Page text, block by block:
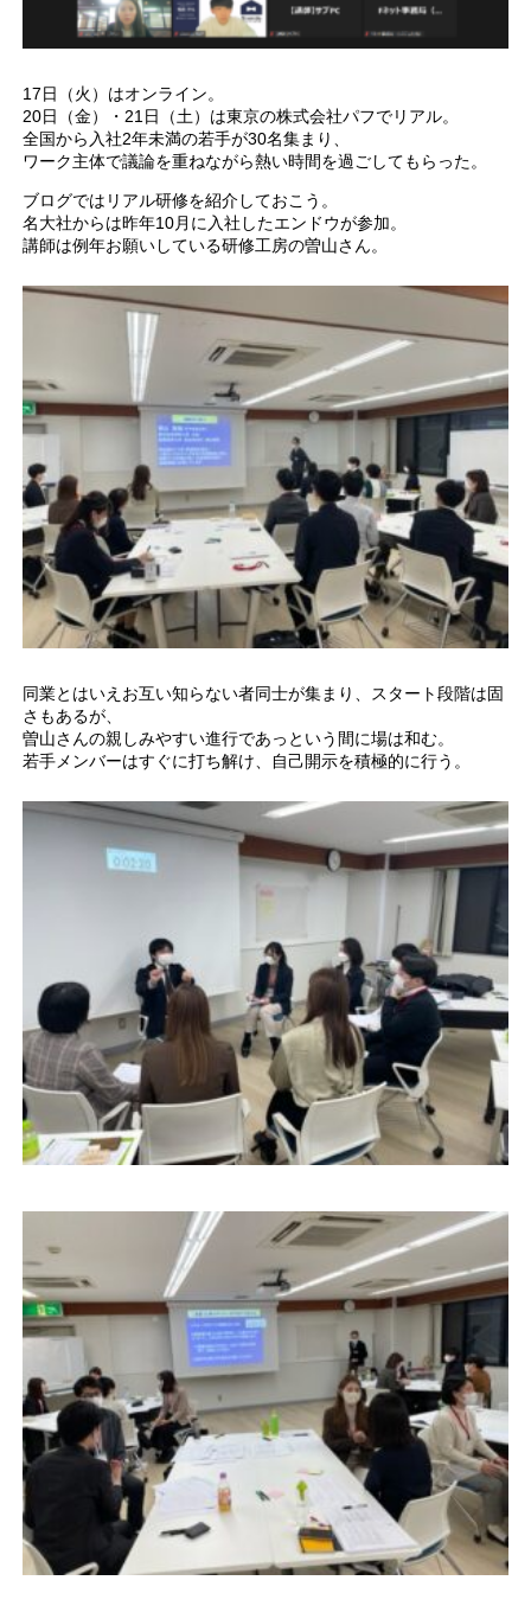
17日（火）はオンライン。
20日（金）・21日（土）は東京の株式会社パフでリアル。
全国から入社2年未満の若手が30名集まり、
ワーク主体で議論を重ねながら熱い時間を過ごしてもらった。
ブログではリアル研修を紹介しておこう。
名大社からは昨年10月に入社したエンドウが参加。
講師は例年お願いしている研修工房の曽山さん。
同業とはいえお互い知らない者同士が集まり、スタート段階は固
さもあるが、
曽山さんの親しみやすい進行であっという間に場は和む。
若手メンバーはすぐに打ち解け、自己開示を積極的に行う。